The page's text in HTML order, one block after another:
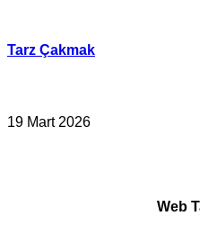
Tarz Çakmak
19 Mart 2026
Web